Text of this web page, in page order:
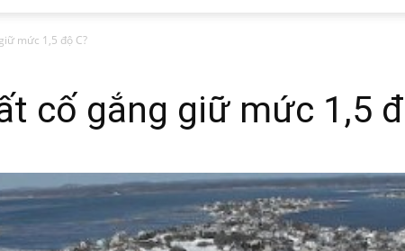
mức 1,5 độ C?
cố gắng giữ mức 1,5